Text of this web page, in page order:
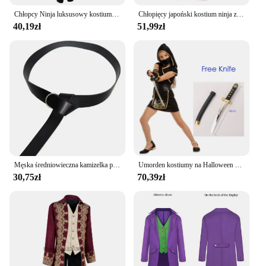
Chłopcy Ninja luksusowy kostium dla dzieci z akcesoriami do broni dla dzieci strój Kung Fu na Halloween pomysły prezenty z bagnetowymi zabawkami
40,19zł
Chłopięcy japoński kostium ninja z czerwonym kombinezonem z nadrukiem z kreskówek, maską i zestawem akcesoriów Ninja Fork Halloween Dress Up Party
51,99zł
Męska średniowieczna kamizelka punkowa Vikings Cosplay Archer kostium dla dorosłych kamizelka na klatkę piersiową zamszowy strój Larp płaszcz Jerkin Halloween dla mężczyzn
30,75zł
Umorden kostiumy na Halloween chłopcy smok kostium ninja dziewczyny wojownik Cosplay karnawałowe przebranie dla dzieci dzieci
70,39zł